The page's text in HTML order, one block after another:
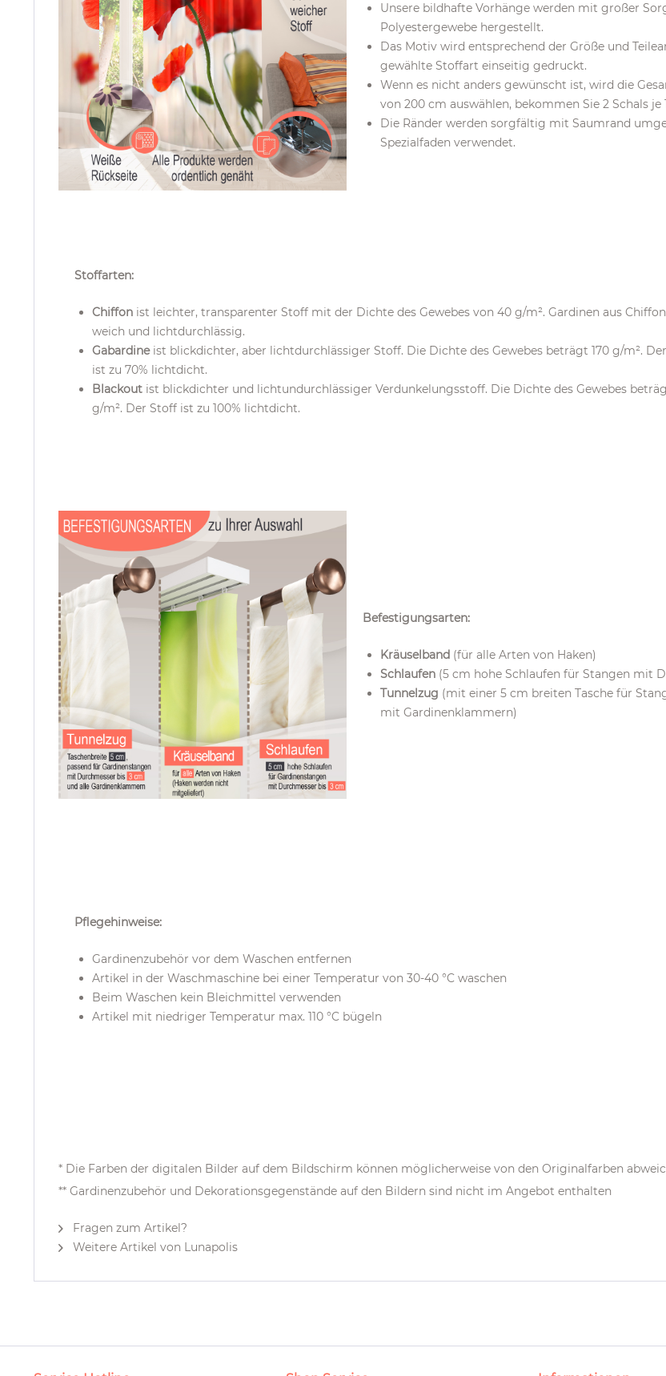
Unsere bildhafte Vorhänge werden mit großer
Polyestergewebe hergestellt.
Das Motiv wird entsprechend der Größe und
gewählte Stoffart einseitig gedruckt.
Wenn es nicht anders gewünscht ist, wird die
von 200 cm auswählen, bekommen Sie 2 Schals je
Die Ränder werden sorgfältig mit Saumrand
Spezialfaden verwendet.
Stoffarten:
Chiffon ist leichter, transparenter Stoff mit der Dichte des Gewebes von 40 g/m². Gardinen aus
weich und lichtdurchlässig.
Gabardineist blickdichter, aber lichtdurchlässiger Stoff. Die Dichte des Gewebes beträgt 170 g/m².
ist zu 70% lichtdicht.
Blackout ist blickdichter und lichtundurchlässiger Verdunkelungsstoff. Die Dichte des Gewebes
g/m². Der Stoff ist zu 100% lichtdicht.
Befestigungsarten:
Kräuselband (für alle Arten von Haken)
Schlaufen (5 cm hohe Schlaufen für Stangen mit
Tunnelzug (mit einer 5 cm breiten Tasche für
mit Gardinenklammern)
Pflegehinweise:
Gardinenzubehör vor dem Waschen entfernen
Artikel in der Waschmaschine bei einer Temperatur von 30-40 °C waschen
Beim Waschen kein Bleichmittel verwenden
Artikel mit niedriger Temperatur max. 110 °C bügeln
* Die Farben der digitalen Bilder auf dem Bildschirm können möglicherweise von den Originalfarben
** Gardinenzubehör und Dekorationsgegenstände auf den Bildern sind nicht im Angebot enthalten
Fragen zum Artikel?
Weitere Artikel von Lunapolis